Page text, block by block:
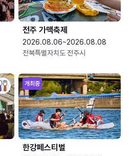
전주 가맥축제
2026.08.06~2026.08.08
전북특별자치도 전주시
개최중
한강페스티벌